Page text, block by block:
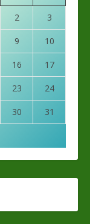
2 3
9 10
16 17
23 24
30 31